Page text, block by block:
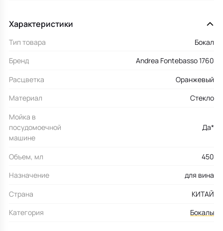
Характеристики
Тип товара
Бокал
Бренд
Andrea Fontebasso 1760
Расцветка
Оранжевый
Материал
Стекло
Мойка в
посудомоечной
машине
Да*
Объем, мл
450
Назначение
для вина
Страна
КИТАЙ
Категория
Бокалы